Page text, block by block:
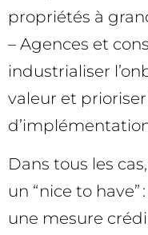
propriétés à
– Agences et
industrialiser
valeur et
Dans tous les
un “nice to have”
une mesure